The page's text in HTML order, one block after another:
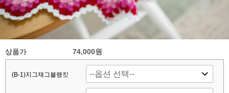
상품가 74,000원
(B-1)지그재그블랭킷